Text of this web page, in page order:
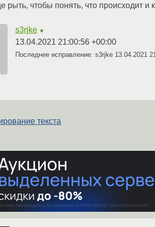
рыть, чтобы понять, что происходит и
s3rjke ★
13.04.2021 21:00:56 +00:00
Последнее исправление: s3rjke 13.04.2021
текста